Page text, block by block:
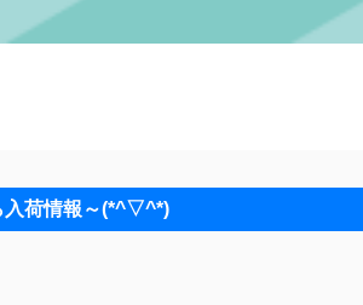
入荷情報～(*^▽^*)